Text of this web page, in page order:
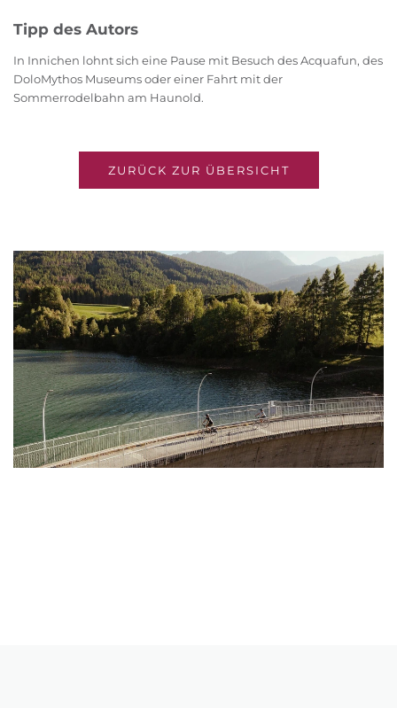
Tipp des Autors
In Innichen lohnt sich eine Pause mit Besuch des Acquafun, des
DoloMythos Museums oder einer Fahrt mit der
Sommerrodelbahn am Haunold.
ZURÜCK ZUR ÜBERSICHT